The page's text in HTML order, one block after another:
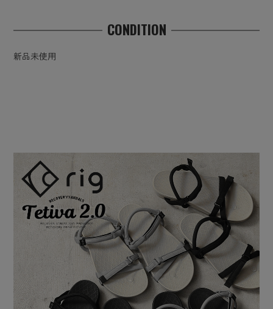
CONDITION
新品未使用